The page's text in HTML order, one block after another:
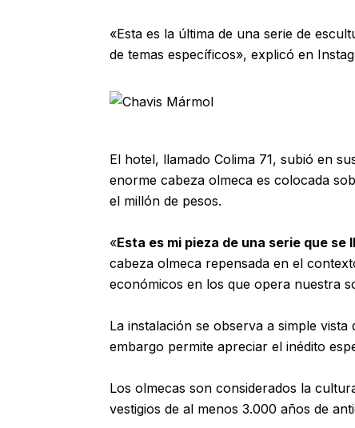
«Esta es la última de una serie de
de temas específicos», explicó en
El hotel, llamado Colima 71, subió en
enorme cabeza olmeca es colocada
el millón de pesos.
«Esta es mi pieza de una serie que se
cabeza olmeca repensada en el
económicos en los que opera nuestra
La instalación se observa a simple
embargo permite apreciar el inédito
Los olmecas son considerados la
vestigios de al menos 3.000 años de